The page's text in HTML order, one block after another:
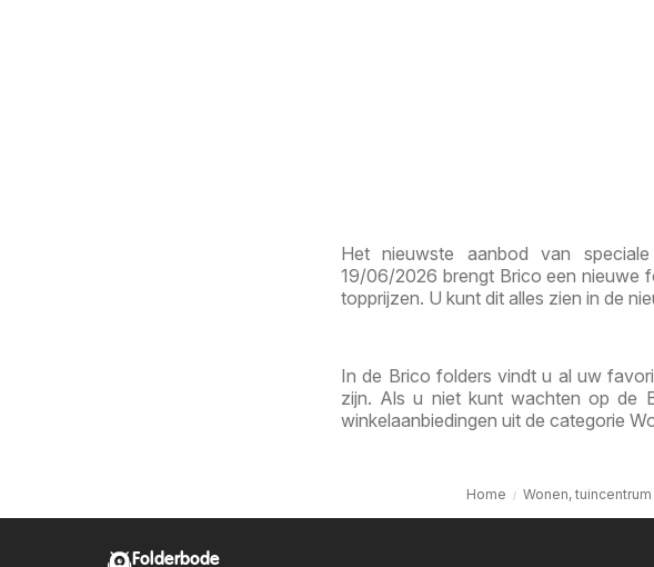
Het nieuwste aanbod van
19/06/2026 brengt Brico een nieuwe
topprijzen. U kunt dit alles zien in de
In de Brico folders vindt u al uw
zijn. Als u niet kunt wachten op de
winkelaanbiedingen uit de categorie
Home Wonen, tuincentrum
Folderbode